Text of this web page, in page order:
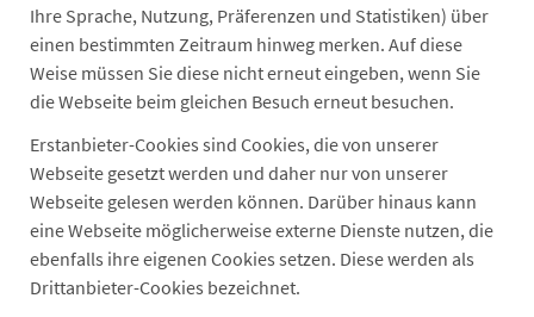
Ihre Sprache, Nutzung, Präferenzen und Statistiken) über
einen bestimmten Zeitraum hinweg merken. Auf diese
Weise müssen Sie diese nicht erneut eingeben, wenn Sie
die Webseite beim gleichen Besuch erneut besuchen.
Erstanbieter-Cookies sind Cookies, die von unserer
Webseite gesetzt werden und daher nur von unserer
Webseite gelesen werden können. Darüber hinaus kann
eine Webseite möglicherweise externe Dienste nutzen, die
ebenfalls ihre eigenen Cookies setzen. Diese werden als
Drittanbieter-Cookies bezeichnet.